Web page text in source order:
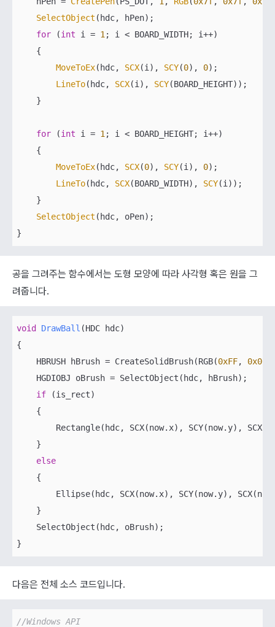
SelectObject (hdc, hPen);
for (int i = 1 ; i < BOARD_WIDTH; i++)
    {
MoveToEx(hdc, SCX(i), SCY(0), 0);
LineTo(hdc, SCX(i), SCY(BOARD_HEIGHT));
    }
for (int i = 1 ; i < BOARD_HEIGHT; i++)
    {
MoveToEx(hdc, SCX(0), SCY(i), 0);
LineTo(hdc, SCX(BOARD_WIDTH), SCY(i));
    }
SelectObject (hdc, oPen);
}
공을 그려주는 함수에서는 도형 모양에 따라 사각형 혹은 원을 그
려줍니다.
void DrawBall (HDC hdc)
{
    HBRUSH hBrush = CreateSolidBrush(RGB(
0xFF, 0x00
    HGDIOBJ oBrush = SelectObject(hdc, hBrush);
if (is_rect)
    {
Rectangle(hdc, SCX(now.x), SCY(now.y),
    }
else
    {
Ellipse(hdc, SCX(now.x), SCY(now.y),
    }
    SelectObject(hdc, oBrush);
}
다음은 전체 소스 코드입니다.
//Windows API